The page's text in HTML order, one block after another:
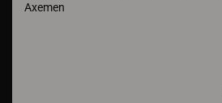
Axemen